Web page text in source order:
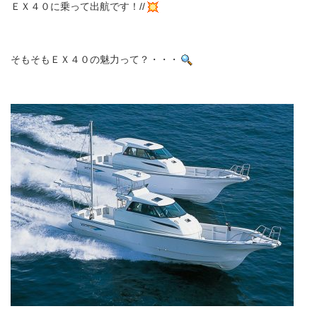
ＥＸ４０に乗って出航です！//
そもそもＥＸ４０の魅力って？・・・